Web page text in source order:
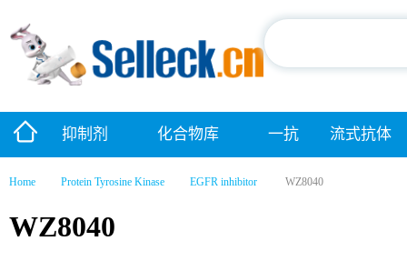
抑制剂 化合物库 一抗 流式抗体
Home Protein Tyrosine Kinase EGFR inhibitor WZ8040
WZ8040